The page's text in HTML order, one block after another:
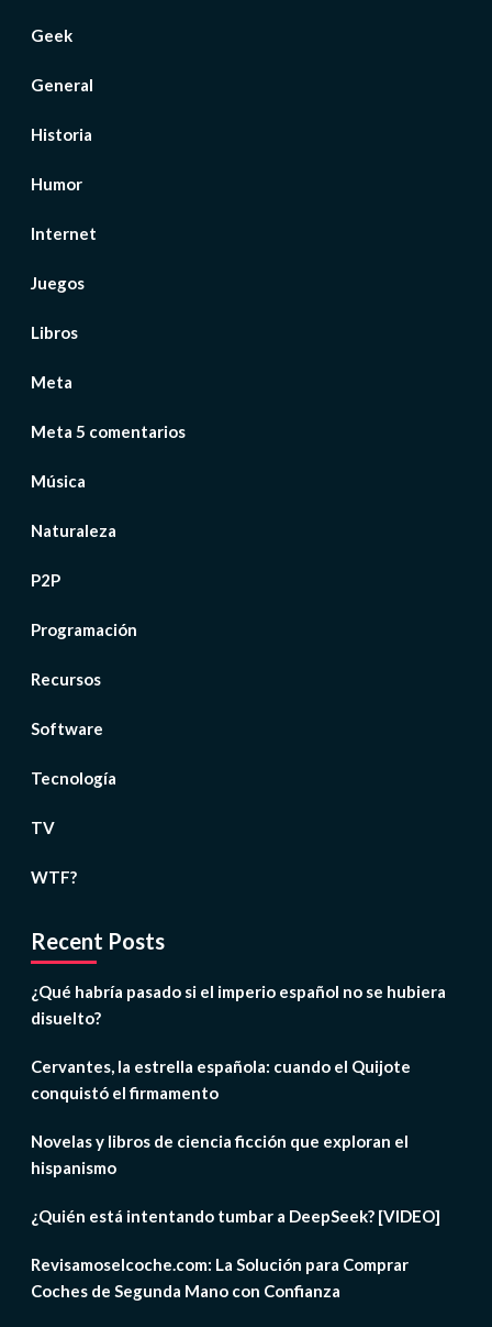
Geek
General
Historia
Humor
Internet
Juegos
Libros
Meta
Meta 5 comentarios
Música
Naturaleza
P2P
Programación
Recursos
Software
Tecnología
TV
WTF?
Recent Posts
¿Qué habría pasado si el imperio español no se hubiera
disuelto?
Cervantes, la estrella española: cuando el Quijote
conquistó el firmamento
Novelas y libros de ciencia ficción que exploran el
hispanismo
¿Quién está intentando tumbar a DeepSeek? [VIDEO]
Revisamoselcoche.com: La Solución para Comprar
Coches de Segunda Mano con Confianza